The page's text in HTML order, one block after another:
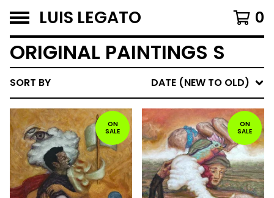
LUIS LEGATO 0
ORIGINAL PAINTINGS S
SORT BY DATE (NEW TO OLD)
ON
SALE
ON
SALE